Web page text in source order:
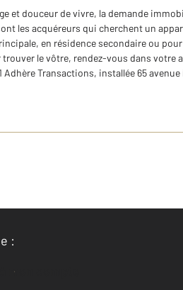
et douceur de vivre, la demande
les acquéreurs qui cherchent un
en résidence secondaire ou
trouver le vôtre, rendez-vous dans votre
Adhère Transactions, installée 65
:
à mon compte